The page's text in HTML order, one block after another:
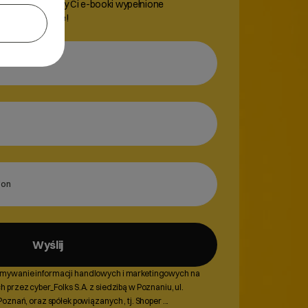
a my wyślemy Ci e-booki wypełnione
e-commerce!
aby otworzyć.
klawisze strzałek, aby nawigować, Enter, aby wybrać opcję, Escape, aby
informacji handlowych i marketingowych na
przez cyber_Folks S.A. z siedzibą w Poznaniu, ul.
oraz spółek powiązanych , tj. Shoper ...
Wyślij